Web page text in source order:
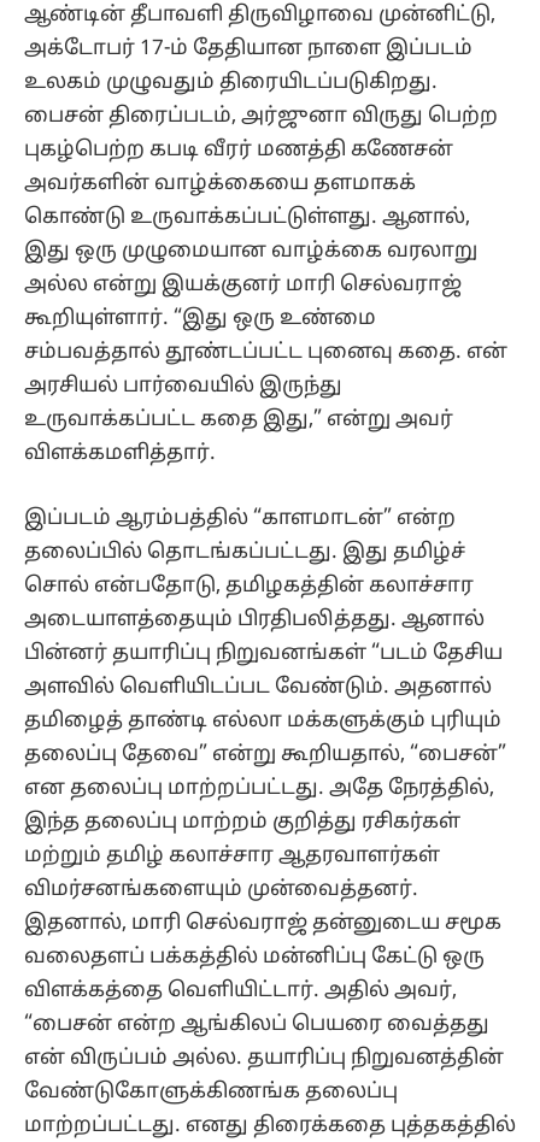
ஆண்டின் தீபாவளி திருவிழாவை முன்னிட்டு,
அக்டோபர் 17-ம் தேதியான நாளை இப்படம்
உலகம் முழுவதும் திரையிடப்படுகிறது.
பைசன் திரைப்படம், அர்ஜுனா விருது பெற்ற
புகழ்பெற்ற கபடி வீரர் மணத்தி கணேசன்
அவர்களின் வாழ்க்கையை தளமாகக்
கொண்டு உருவாக்கப்பட்டுள்ளது. ஆனால்,
இது ஒரு முழுமையான வாழ்க்கை வரலாறு
அல்ல என்று இயக்குனர் மாரி செல்வராஜ்
கூறியுள்ளார். “இது ஒரு உண்மை
சம்பவத்தால் தூண்டப்பட்ட புனைவு கதை. என்
அரசியல் பார்வையில் இருந்து
உருவாக்கப்பட்ட கதை இது,” என்று அவர்
விளக்கமளித்தார்.
இப்படம் ஆரம்பத்தில் “காளமாடன்” என்ற
தலைப்பில் தொடங்கப்பட்டது. இது தமிழ்ச்
சொல் என்பதோடு, தமிழகத்தின் கலாச்சார
அடையாளத்தையும் பிரதிபலித்தது. ஆனால்
பின்னர் தயாரிப்பு நிறுவனங்கள் “படம் தேசிய
அளவில் வெளியிடப்பட வேண்டும். அதனால்
தமிழைத் தாண்டி எல்லா மக்களுக்கும் புரியும்
தலைப்பு தேவை” என்று கூறியதால், “பைசன்”
என தலைப்பு மாற்றப்பட்டது. அதே நேரத்தில்,
இந்த தலைப்பு மாற்றம் குறித்து ரசிகர்கள்
மற்றும் தமிழ் கலாச்சார ஆதரவாளர்கள்
விமர்சனங்களையும் முன்வைத்தனர்.
இதனால், மாரி செல்வராஜ் தன்னுடைய சமூக
வலைதளப் பக்கத்தில் மன்னிப்பு கேட்டு ஒரு
விளக்கத்தை வெளியிட்டார். அதில் அவர்,
“பைசன் என்ற ஆங்கிலப் பெயரை வைத்தது
என் விருப்பம் அல்ல. தயாரிப்பு நிறுவனத்தின்
வேண்டுகோளுக்கிணங்க தலைப்பு
மாற்றப்பட்டது. எனது திரைக்கதை புத்தகத்தில்